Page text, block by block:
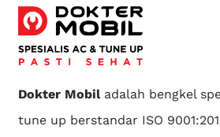
Dokter Mobiladalah bengkel
tune up berstandar ISO